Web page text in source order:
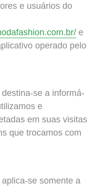
e usuários do
e
operado pelo
se a informá-
e
em suas visitas
que trocamos com
se somente a